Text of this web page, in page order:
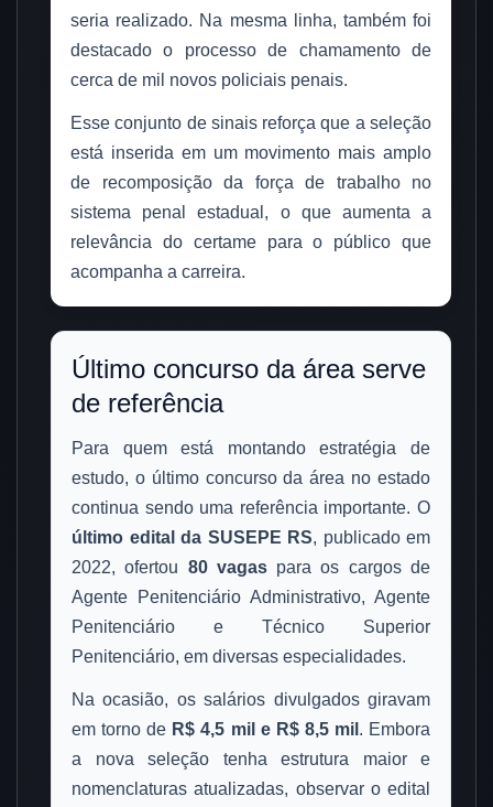
seria realizado. Na mesma linha, também foi
destacado o processo de chamamento de
cerca de mil novos policiais penais.
Esse conjunto de sinais reforça que a seleção
está inserida em um movimento mais amplo
de recomposição da força de trabalho no
sistema penal estadual, o que aumenta a
relevância do certame para o público que
acompanha a carreira.
Último concurso da área serve
de referência
Para quem está montando estratégia de
estudo, o último concurso da área no estado
continua sendo uma referência importante. O
último edital da SUSEPE RS, publicado em
2022, ofertou 80 vagaspara os cargos de
Agente Penitenciário Administrativo, Agente
Penitenciário e Técnico Superior
Penitenciário, em diversas especialidades.
Na ocasião, os salários divulgados giravam
em torno de R$ 4,5 mil e R$ 8,5 mil . Embora
a nova seleção tenha estrutura maior e
nomenclaturas atualizadas, observar o edital